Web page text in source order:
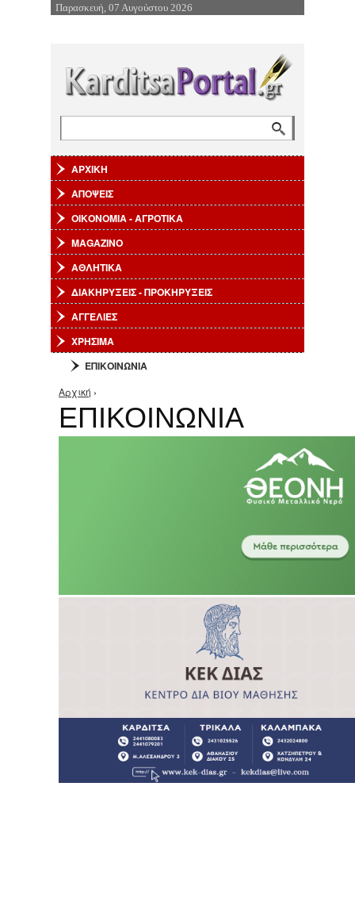
Επιστροφή στην Πλοήγηση
Παρασκευή, 07 Αυγούστου 2026
ΑΡΧΙΚΗ
ΑΠΟΨΕΙΣ
ΟΙΚΟΝΟΜΙΑ - ΑΓΡΟΤΙΚΑ
MAGAZINO
ΑΘΛΗΤΙΚΑ
ΔΙΑΚΗΡΥΞΕΙΣ - ΠΡΟΚΗΡΥΞΕΙΣ
ΑΓΓΕΛΙΕΣ
ΧΡΗΣΙΜΑ
ΕΠΙΚΟΙΝΩΝΙΑ
Είστε εδώ
Αρχική ›
ΕΠΙΚΟΙΝΩΝΙΑ